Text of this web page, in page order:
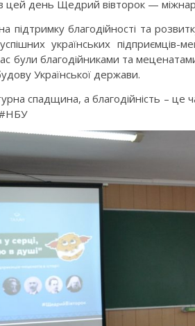
в цей день Щедрий вівторок —
підтримку благодійності та
українських підприємців-
були благодійниками та
Української держави.
спадщина, а благодійність – це